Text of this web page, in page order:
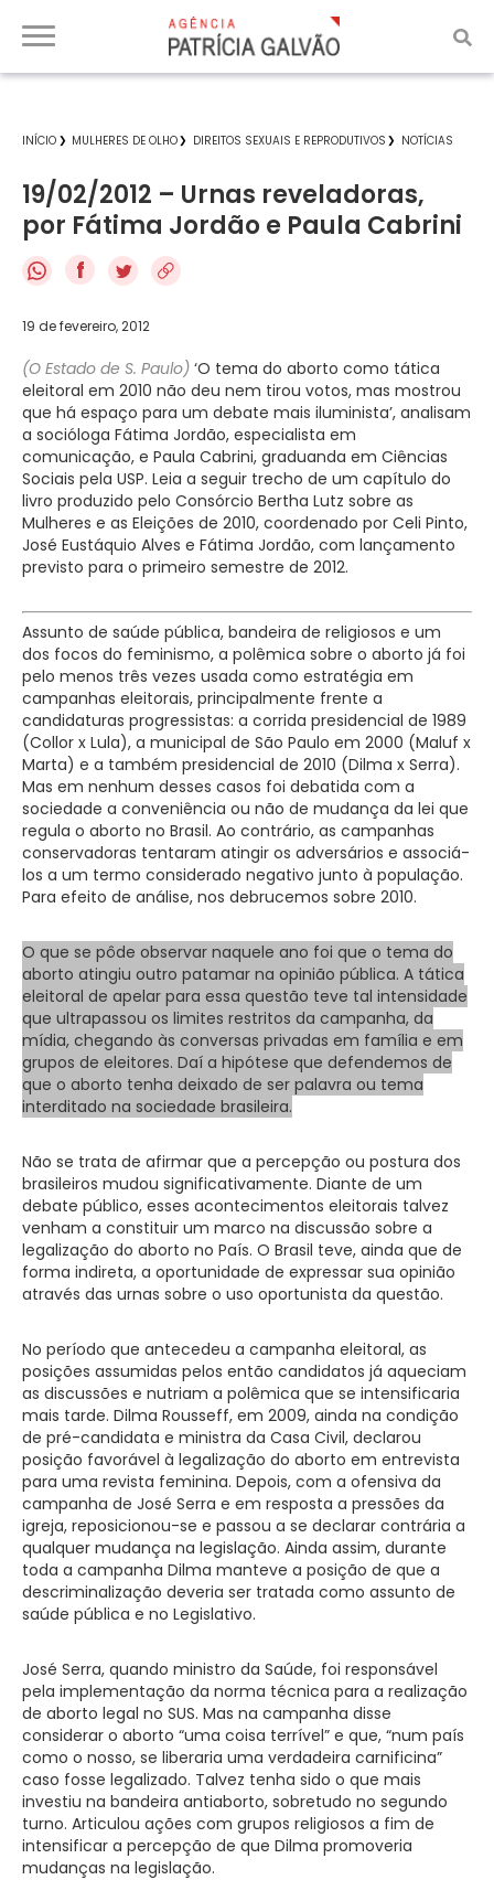
INÍCIO MULHERES DE OLHO DIREITOS SEXUAIS E REPRODUTIVOS NOTÍCIAS
19/02/2012 – Urnas reveladoras,
por Fátima Jordão e Paula Cabrini
f
19 de fevereiro, 2012
(O Estado de S. Paulo) ‘O tema do aborto como tática
eleitoral em 2010 não deu nem tirou votos, mas mostrou
que há espaço para um debate mais iluminista’, analisam
a socióloga Fátima Jordão, especialista em
comunicação, e Paula Cabrini, graduanda em Ciências
Sociais pela USP. Leia a seguir trecho de um capítulo do
livro produzido pelo Consórcio Bertha Lutz sobre as
Mulheres e as Eleições de 2010, coordenado por Celi Pinto,
José Eustáquio Alves e Fátima Jordão, com lançamento
previsto para o primeiro semestre de 2012.
Assunto de saúde pública, bandeira de religiosos e um
dos focos do feminismo, a polêmica sobre o aborto já foi
pelo menos três vezes usada como estratégia em
campanhas eleitorais, principalmente frente a
candidaturas progressistas: a corrida presidencial de 1989
(Collor x Lula), a municipal de São Paulo em 2000 (Maluf x
Marta) e a também presidencial de 2010 (Dilma x Serra).
Mas em nenhum desses casos foi debatida com a
sociedade a conveniência ou não de mudança da lei que
regula o aborto no Brasil. Ao contrário, as campanhas
conservadoras tentaram atingir os adversários e associá-
los a um termo considerado negativo junto à população.
Para efeito de análise, nos debrucemos sobre 2010.
O que se pôde observar naquele ano foi que o tema do
aborto atingiu outro patamar na opinião pública. A tática
eleitoral de apelar para essa questão teve tal intensidade
que ultrapassou os limites restritos da campanha, da
mídia, chegando às conversas privadas em família e em
grupos de eleitores. Daí a hipótese que defendemos de
que o aborto tenha deixado de ser palavra ou tema
interditado na sociedade brasileira.
Não se trata de afirmar que a percepção ou postura dos
brasileiros mudou significativamente. Diante de um
debate público, esses acontecimentos eleitorais talvez
venham a constituir um marco na discussão sobre a
legalização do aborto no País. O Brasil teve, ainda que de
forma indireta, a oportunidade de expressar sua opinião
através das urnas sobre o uso oportunista da questão.
No período que antecedeu a campanha eleitoral, as
posições assumidas pelos então candidatos já aqueciam
as discussões e nutriam a polêmica que se intensificaria
mais tarde. Dilma Rousseff, em 2009, ainda na condição
de pré-candidata e ministra da Casa Civil, declarou
posição favorável à legalização do aborto em entrevista
para uma revista feminina. Depois, com a ofensiva da
campanha de José Serra e em resposta a pressões da
igreja, reposicionou-se e passou a se declarar contrária a
qualquer mudança na legislação. Ainda assim, durante
toda a campanha Dilma manteve a posição de que a
descriminalização deveria ser tratada como assunto de
saúde pública e no Legislativo.
José Serra, quando ministro da Saúde, foi responsável
pela implementação da norma técnica para a realização
de aborto legal no SUS. Mas na campanha disse
considerar o aborto “uma coisa terrível” e que, “num país
como o nosso, se liberaria uma verdadeira carnificina”
caso fosse legalizado. Talvez tenha sido o que mais
investiu na bandeira antiaborto, sobretudo no segundo
turno. Articulou ações com grupos religiosos a fim de
intensificar a percepção de que Dilma promoveria
mudanças na legislação.